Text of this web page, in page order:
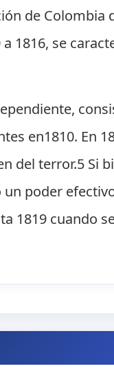
de Colombia
1816, se
en1810. En
del terror.5 Si
poder
1819 cuando